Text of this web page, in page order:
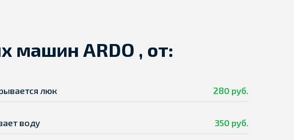
машин ARDO , от:
люк 280 руб.
воду 350 руб.